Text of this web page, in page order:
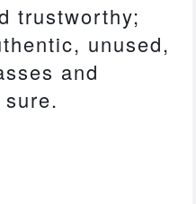
trustworthy;
unused,
and